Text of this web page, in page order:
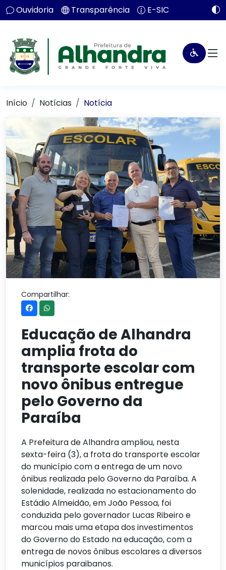
Ouvidoria Transparência E-SIC
Início Notícias Notícia
Compartilhar:
Educação de Alhandra
amplia frota do
transporte escolar com
novo ônibus entregue
pelo Governo da
Paraíba
A Prefeitura de Alhandra ampliou, nesta
sexta-feira (3), a frota do transporte escolar
do município com a entrega de um novo
ônibus realizada pelo Governo da Paraíba. A
solenidade, realizada no estacionamento do
Estádio Almeidão, em João Pessoa, foi
conduzida pelo governador Lucas Ribeiro e
marcou mais uma etapa dos investimentos
do Governo do Estado na educação, com a
entrega de novos ônibus escolares a diversos
municípios paraibanos.